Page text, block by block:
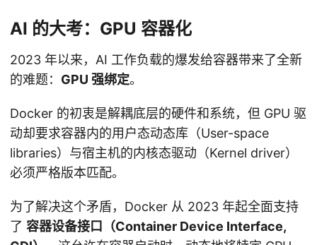
AI 的大考：GPU 容器化
2023 年以来，AI 工作负载的爆发给容器带来了全新
的难题： GPU 强绑定。
Docker 的初衷是解耦底层的硬件和系统，但 GPU 驱
动却要求容器内的用户态动态库（User-space
libraries）与宿主机的内核态驱动（Kernel driver）
必须严格版本匹配。
为了解决这个矛盾，Docker 从 2023 年起全面支持
了 容器设备接口（Container Device Interface,